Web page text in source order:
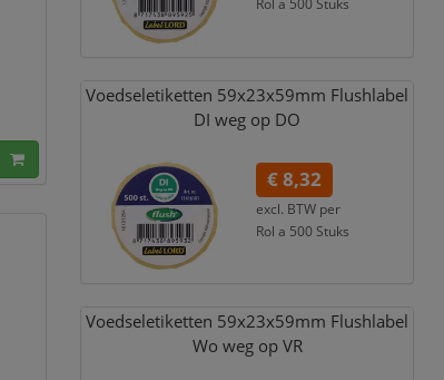
Rol a 500 Stuks
Voedseletiketten 59x23x59mm Flushlabel
DI weg op DO
€ 8,32
excl. BTW per
Rol a 500 Stuks
Voedseletiketten 59x23x59mm Flushlabel
Wo weg op VR